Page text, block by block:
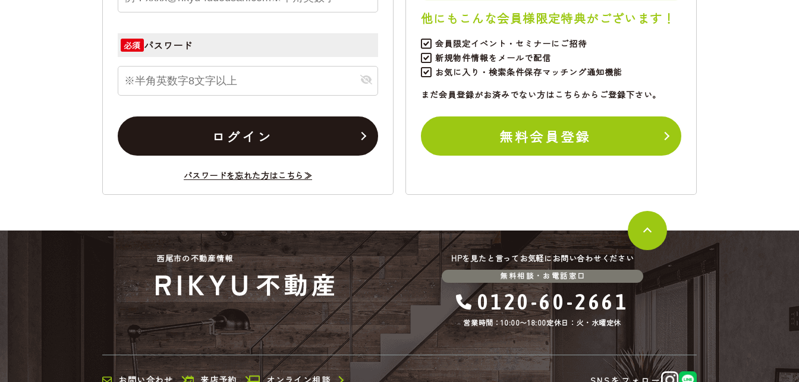
必須 パスワード
ログイン
パスワードを忘れた方はこちら≫
他にもこんな会員様限定特典がございます！
会員限定イベント・セミナーにご招待
新規物件情報をメールで配信
お気に入り・検索条件保存マッチング通知機能
まだ会員登録がお済みでない方はこちらからご登録下さい。
無料会員登録
西尾市の不動産情報 HPを見たと言ってお気軽にお問い合わせください
無料相談・お電話窓口
0120-60-2661
営業時間：10:00〜18:00定休日：火・水曜定休
お問い合わせ 来店予約 オンライン相談